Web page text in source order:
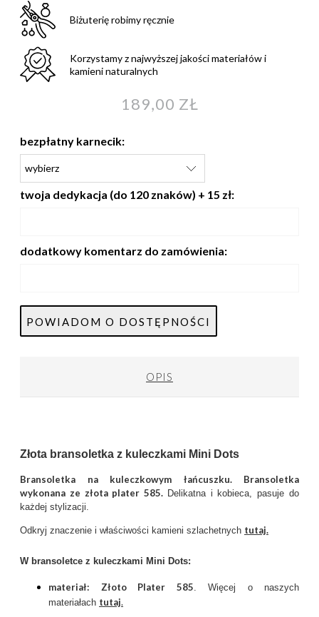
Biżuterię robimy ręcznie
Korzystamy z najwyższej jakości materiałów i
kamieni naturalnych
189,00 ZŁ
bezpłatny karnecik:
twoja dedykacja (do 120 znaków) + 15 zł:
dodatkowy komentarz do zamówienia:
POWIADOM O DOSTĘPNOŚCI
OPIS
Złota bransoletka z kuleczkami Mini Dots
Bransoletka na kuleczkowym łańcuszku. Bransoletka
wykonana ze złota plater 585. Delikatna i kobieca, pasuje do
każdej stylizacji.
Odkryj znaczenie i właściwości kamieni szlachetnych tutaj.
W bransoletce z kuleczkami Mini Dots:
materiał: Złoto Plater 585 . Więcej o naszych
materiałach tutaj.